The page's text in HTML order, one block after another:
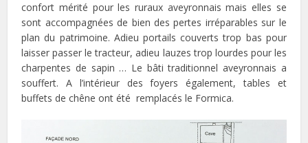
confort mérité pour les ruraux aveyronnais mais elles se
sont accompagnées de bien des pertes irréparables sur le
plan du patrimoine. Adieu portails couverts trop bas pour
laisser passer le tracteur, adieu lauzes trop lourdes pour les
charpentes de sapin … Le bâti traditionnel aveyronnais a
souffert. A l’intérieur des foyers également, tables et
buffets de chêne ont été remplacés le Formica.